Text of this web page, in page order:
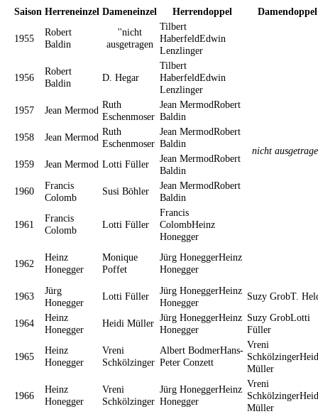
Saison Herreneinzel Dameneinzel Herrendoppel Damendoppel
1955
Robert
Baldin
''nicht
ausgetragen
Tilbert
HaberfeldEdwin
Lenzlinger
nicht
1956
Robert
Baldin
D. Hegar
Tilbert
HaberfeldEdwin
Lenzlinger
1957
Jean Mermod Ruth
Eschenmoser
Jean MermodRobert
Baldin
1958
Jean Mermod Ruth
Eschenmoser
Jean MermodRobert
Baldin
1959
Jean Mermod Lotti Füller
Jean MermodRobert
Baldin
1960
Francis
Colomb
Susi Böhler
Jean MermodRobert
Baldin
1961
Francis
Colomb
Lotti Füller
Francis
ColombHeinz
Honegger
1962
Heinz
Honegger
Monique
Poffet
Jürg HoneggerHeinz
Honegger
1963
Jürg
Honegger
Lotti Füller
Jürg HoneggerHeinz
Honegger
Suzy GrobT.
1964
Heinz
Honegger
Heidi Müller Jürg HoneggerHeinz
Honegger
Suzy GrobLotti
Füller
1965
Heinz
Honegger
Vreni
Schkölzinger
Albert BodmerHans-
Peter Conzett
Vreni
Müller
1966
Heinz
Honegger
Vreni
Schkölzinger
Jürg HoneggerHeinz
Honegger
Vreni
Müller